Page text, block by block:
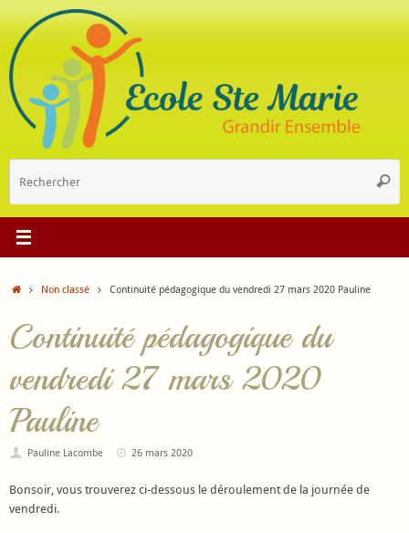
contenu
:
AccueilNon classé Continuité pédagogique du vendredi 27 mars 2020 Pauline
Continuité pédagogique du
vendredi 27 mars 2020
Pauline
Pauline Lacombe 26 mars 2020
Bonsoir, vous trouverez ci-dessous le déroulement de la journée de
vendredi.